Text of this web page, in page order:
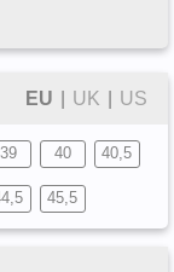
EU UK US
39 40 40,5
45,5